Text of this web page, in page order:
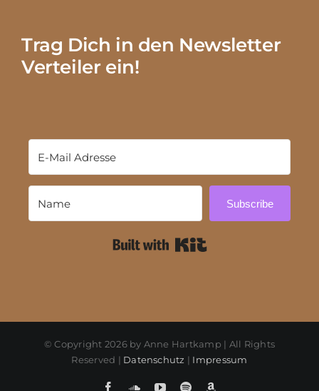
Trag Dich in den Newsletter
Verteiler ein!
Subscribe
© Copyright 2026 by Anne Hartkamp | All Rights
Reserved | Datenschutz | Impressum
FacebookSoundCloud
YouTube
SpotifyAmazon